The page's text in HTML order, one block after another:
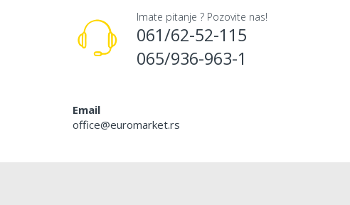
Imate pitanje ? Pozovite nas!
061/62-52-115
065/936-963-1
Email
office@euromarket.rs